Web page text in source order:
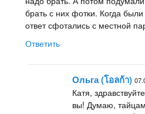
брать с них фотки. Когда
ответ сфотались с местной
Ответить
Ольга (โอลก้า)
Катя,
вы! Думаю,